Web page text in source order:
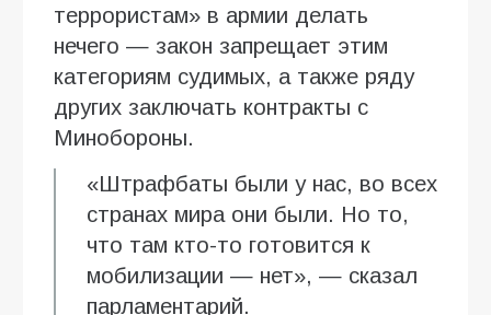
террористам» в армии делать
нечего — закон запрещает этим
категориям судимых, а также ряду
других заключать контракты с
Минобороны.
«Штрафбаты были у нас, во всех
странах мира они были. Но то,
что там кто-то готовится к
мобилизации — нет», — сказал
парламентарий.